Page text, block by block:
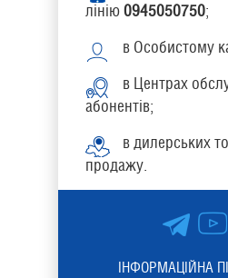
лінію0945050750;
в Особистому
в Центрах
абонентів;
в дилерських
продажу.
ІНФОРМАЦІЙНА